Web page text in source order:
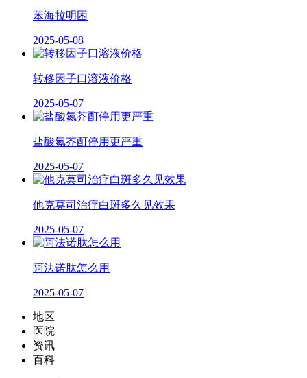
苯海拉明困
2025-05-08
转移因子口溶液价格
2025-05-07
盐酸氮芥酊停用更严重
2025-05-07
他克莫司治疗白斑多久见效果
2025-05-07
阿法诺肽怎么用
2025-05-07
地区
医院
资讯
百科